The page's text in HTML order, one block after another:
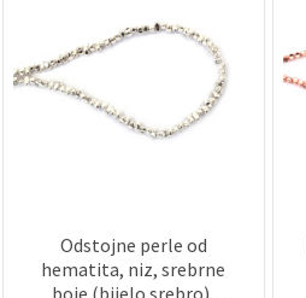
Odstojne perle od
hematita, niz, srebrne